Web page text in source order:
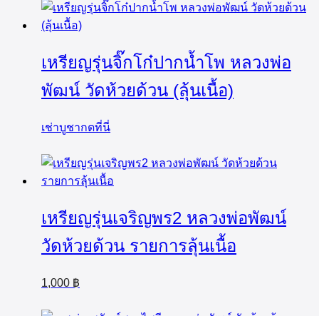
เหรียญรุ่นจิ๊กโก๋ปากน้ำโพ หลวงพ่อ
พัฒน์ วัดห้วยด้วน (ลุ้นเนื้อ)
เช่าบูชากดที่นี่
เหรียญรุ่นเจริญพร2 หลวงพ่อพัฒน์
วัดห้วยด้วน รายการลุ้นเนื้อ
1,000 ฿